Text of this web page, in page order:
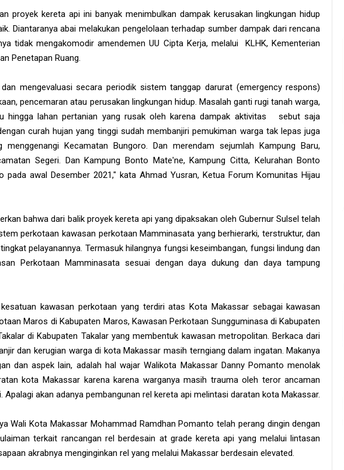
proyek kereta api ini banyak menimbulkan dampak kerusakan lingkungan hidup
Diantaranya abai melakukan pengelolaan terhadap sumber dampak dari rencana
tidak mengakomodir amendemen UU Cipta Kerja, melalui KLHK, Kementerian
Penetapan Ruang.
mengevaluasi secara periodik sistem tanggap darurat (emergency respons)
pencemaran atau perusakan lingkungan hidup. Masalah ganti rugi tanah warga,
hingga lahan pertanian yang rusak oleh karena dampak aktivitas sebut saja
curah hujan yang tinggi sudah membanjiri pemukiman warga tak lepas juga
Kecamatan Bungoro. Dan merendam sejumlah Kampung Baru,
Segeri. Dan Kampung Bonto Mate'ne, Kampung Citta, Kelurahan Bonto
pada awal Desember 2021," kata Ahmad Yusran, Ketua Forum Komunitas Hijau
bahwa dari balik proyek kereta api yang dipaksakan oleh Gubernur Sulsel telah
perkotaan kawasan perkotaan Mamminasata yang berhierarki, terstruktur, dan
pelayanannya. Termasuk hilangnya fungsi keseimbangan, fungsi lindung dan
Perkotaan Mamminasata sesuai dengan daya dukung dan daya tampung
kawasan perkotaan yang terdiri atas Kota Makassar sebagai kawasan
Maros di Kabupaten Maros, Kawasan Perkotaan Sungguminasa di Kabupaten
di Kabupaten Takalar yang membentuk kawasan metropolitan. Berkaca dari
dan kerugian warga di kota Makassar masih terngiang dalam ingatan. Makanya
dan aspek lain, adalah hal wajar Walikota Makassar Danny Pomanto menolak
kota Makassar karena karena warganya masih trauma oleh teror ancaman
Apalagi akan adanya pembangunan rel kereta api melintasi daratan kota Makassar.
Wali Kota Makassar Mohammad Ramdhan Pomanto telah perang dingin dengan
terkait rancangan rel berdesain at grade kereta api yang melalui lintasan
akrabnya menginginkan rel yang melalui Makassar berdesain elevated.